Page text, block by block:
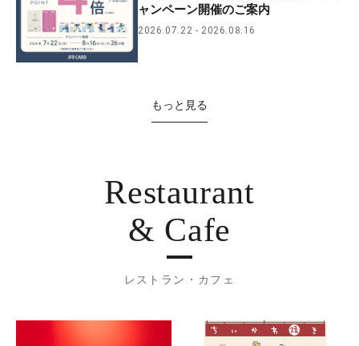
ャンペーン開催のご案内
2026.07.22 2026.08.16
もっと見る
Restaurant
& Cafe
レストラン・カフェ